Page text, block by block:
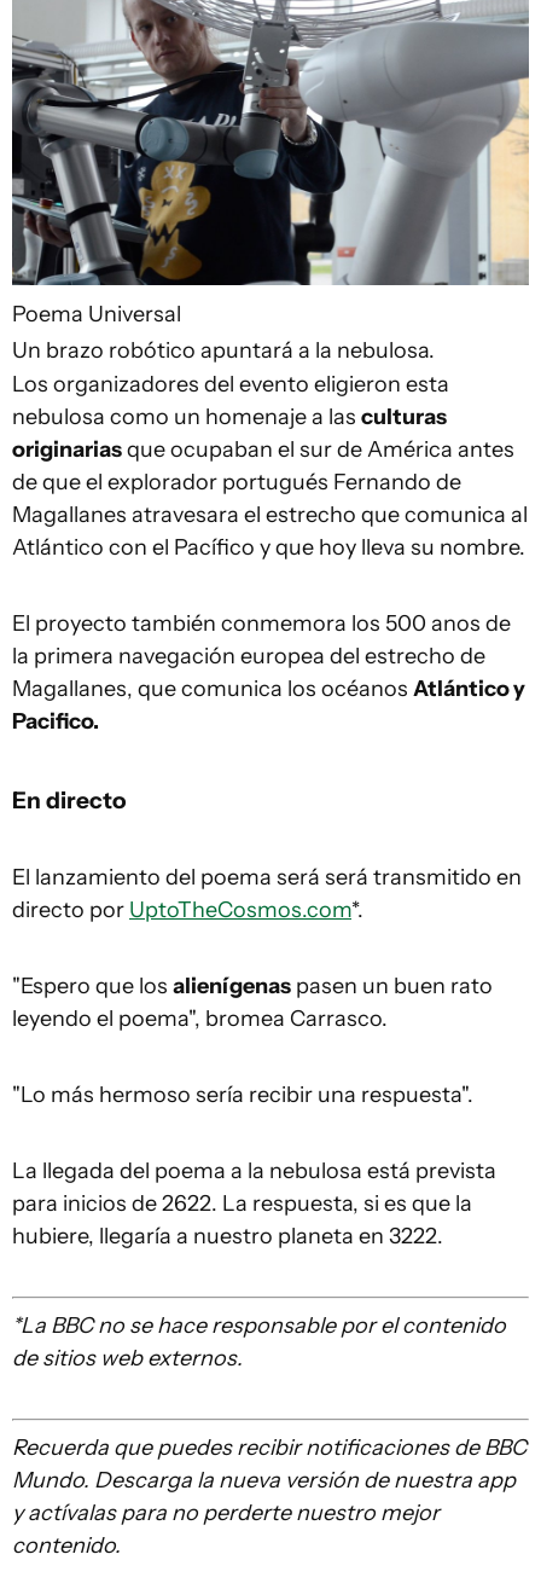
Poema Universal
Un brazo robótico apuntará a la nebulosa.
Los organizadores del evento eligieron esta
nebulosa como un homenaje a las culturas
originariasque ocupaban el sur de América antes
de que el explorador portugués Fernando de
Magallanes atravesara el estrecho que comunica al
Atlántico con el Pacífico y que hoy lleva su nombre.
El proyecto también conmemora los 500 anos de
la primera navegación europea del estrecho de
Magallanes, que comunica los océanos Atlántico y
Pacifico.
En directo
El lanzamiento del poema será será transmitido en
directo por UptoTheCosmos.com*.
"Espero que los alienígenas pasen un buen rato
leyendo el poema", bromea Carrasco.
"Lo más hermoso sería recibir una respuesta".
La llegada del poema a la nebulosa está prevista
para inicios de 2622. La respuesta, si es que la
hubiere, llegaría a nuestro planeta en 3222.
*La BBC no se hace responsable por el contenido
de sitios web externos.
Recuerda quepuedes recibir notificaciones de BBC
Mundo. Descarga la nueva versión de nuestra app
y actívalas para no perderte nuestro mejor
contenido.